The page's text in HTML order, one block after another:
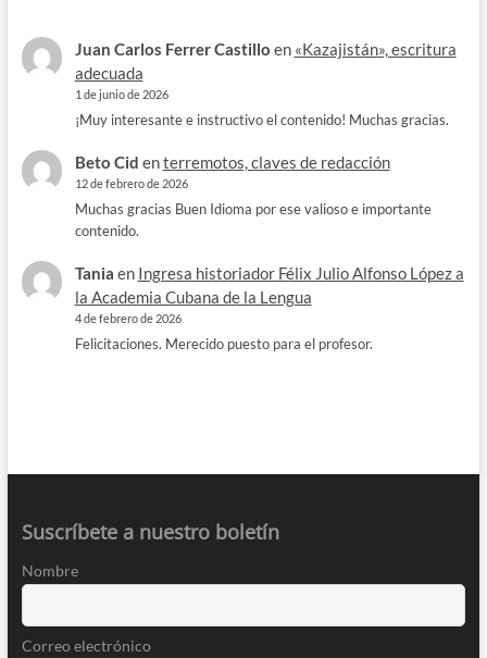
Juan Carlos Ferrer Castillo en «Kazajistán», escritura
adecuada
1 de junio de 2026
¡Muy interesante e instructivo el contenido! Muchas gracias.
Beto Cid enterremotos, claves de redacción
12 de febrero de 2026
Muchas gracias Buen Idioma por ese valioso e importante
contenido.
Tania en Ingresa historiador Félix Julio Alfonso López a
la Academia Cubana de la Lengua
4 de febrero de 2026
Felicitaciones. Merecido puesto para el profesor.
Suscríbete a nuestro boletín
Nombre
Correo electrónico